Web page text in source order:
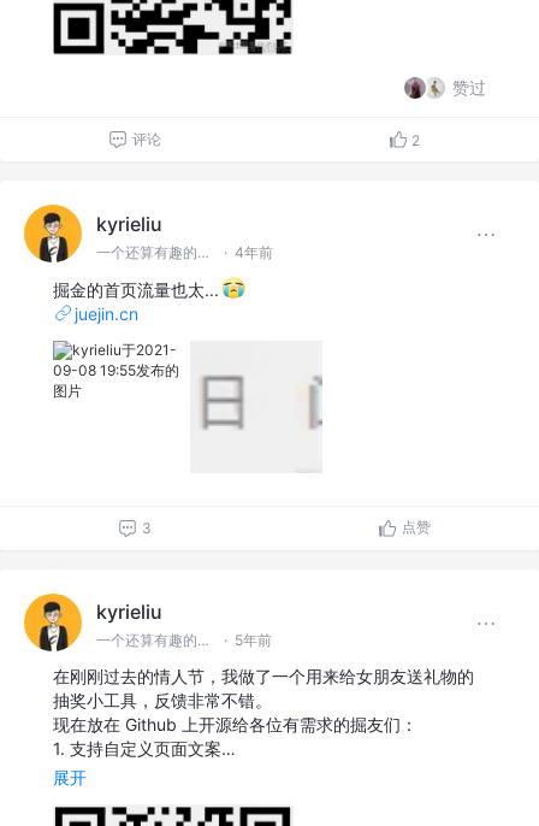
赞过
评论 2
kyrieliu
一个还算有趣的前端er · 4年前
掘金的首页流量也太...
juejin.cn
3 点赞
kyrieliu
一个还算有趣的前端er · 5年前
在刚刚过去的情人节，我做了一个用来给女朋友送礼物的
抽奖小工具，反馈非常不错。
现在放在 Github 上开源给各位有需求的掘友们：
1. 支持自定义页面文案…
展开